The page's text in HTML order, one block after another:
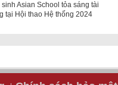
sinh Asian School tỏa sáng tài
tại Hội thao Hệ thống 2024